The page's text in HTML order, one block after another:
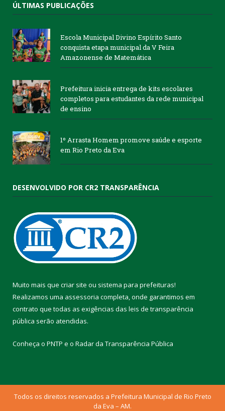
ÚLTIMAS PUBLICAÇÕES
Escola Municipal Divino Espírito Santo
conquista etapa municipal da V Feira
Amazonense de Matemática
Prefeitura inicia entrega de kits escolares
completos para estudantes da rede municipal
de ensino
1º Arrasta Homem promove saúde e esporte
em Rio Preto da Eva
DESENVOLVIDO POR CR2 TRANSPARÊNCIA
Muito mais que criar site ou sistema para prefeituras!
Realizamos uma assessoria completa, onde garantimos em
contrato que todas as exigências das leis de transparência
pública serão atendidas.
Conheça o PNTP e o Radar da Transparência Pública
Todos os direitos reservados a Prefeitura Municipal de Rio Preto
da Eva – AM.